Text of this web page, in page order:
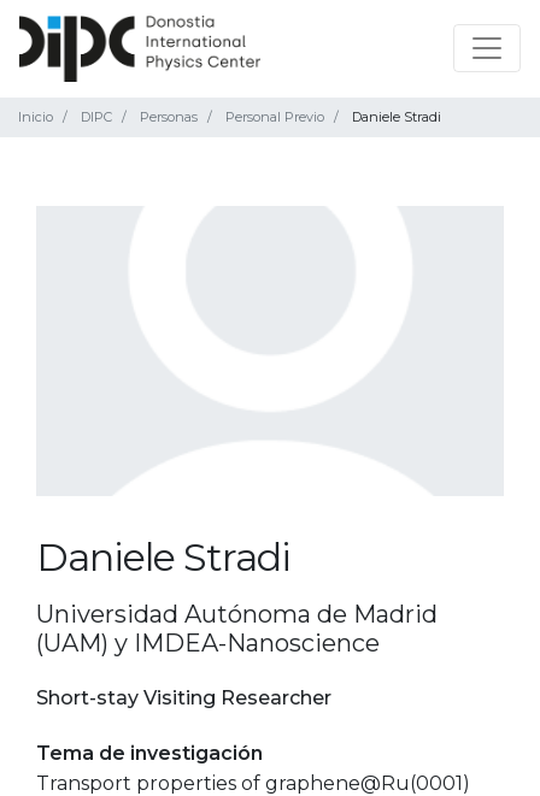
Inicio DIPC Personas Personal Previo Daniele Stradi
Daniele Stradi
Universidad Autónoma de Madrid
(UAM) y IMDEA-Nanoscience
Short-stay Visiting Researcher
Tema de investigación
Transport properties of graphene@Ru(0001)